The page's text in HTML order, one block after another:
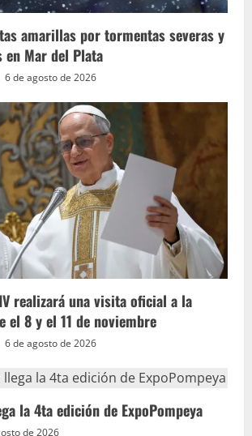
amarillas por tormentas severas y
Mar del Plata
6 de agosto de 2026
realizará una visita oficial a la
el 8 y el 11 de noviembre
6 de agosto de 2026
la 4ta edición de ExpoPompeya
de 2026